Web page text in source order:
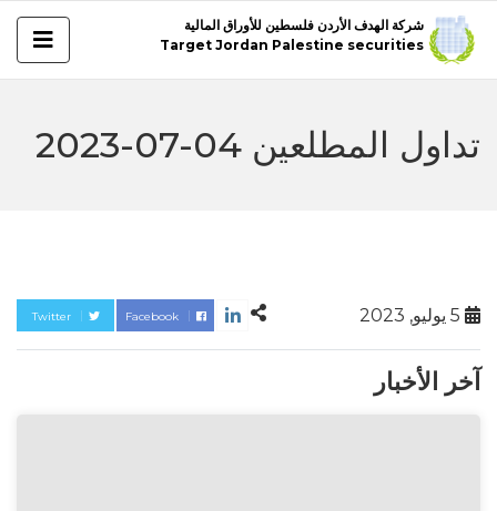
شركة الهدف الأردن فلسطين للأوراق المالية
Target Jordan Palestine securities
تداول المطلعين 04-07-2023
Twitter Facebook
آخر الأخبار